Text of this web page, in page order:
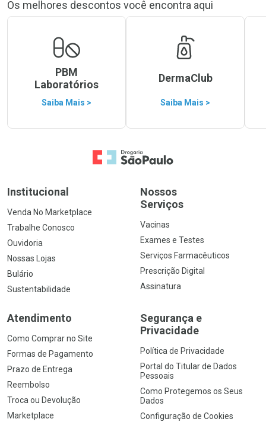
Os melhores descontos você encontra aqui
PBM
Laboratórios
Saiba Mais >
DermaClub
Saiba Mais >
Ir para a Home
Institucional
Venda No Marketplace
Trabalhe Conosco
Ouvidoria
Nossas Lojas
Bulário
Sustentabilidade
Nossos
Serviços
Vacinas
Exames e Testes
Serviços Farmacêuticos
Prescrição Digital
Assinatura
Atendimento
Como Comprar no Site
Formas de Pagamento
Prazo de Entrega
Reembolso
Troca ou Devolução
Marketplace
Segurança e
Privacidade
Política de Privacidade
Portal do Titular de Dados
Pessoais
Como Protegemos os Seus
Dados
Configuração de Cookies